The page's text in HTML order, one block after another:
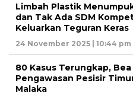
Limbah Plastik
dan Tak Ada SDM
Keluarkan Teguran Keras
24 November 2025 | 10:44 pm
80 Kasus Terungkap,
Pengawasan Pesisir
Malaka